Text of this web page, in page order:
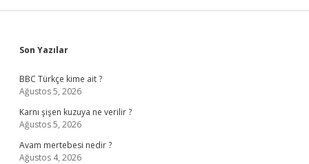
Sidebar
Son Yazılar
BBC Türkçe kime ait ?
Ağustos 5, 2026
Karnı şişen kuzuya ne verilir ?
Ağustos 5, 2026
Avam mertebesi nedir ?
Ağustos 4, 2026